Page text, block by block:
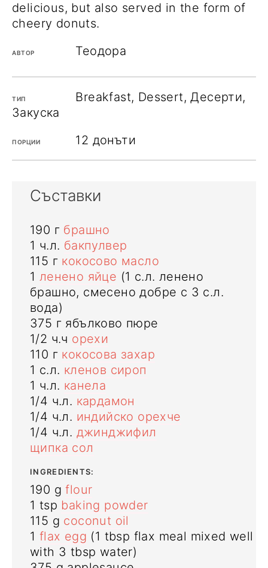
delicious, but also served in the form of
cheery donuts.
АВТОР Теодора
ТИП
Breakfast, Dessert, Десерти,
Закуска
ПОРЦИИ 12 донъти
Съставки
190 г брашно
1 ч.л. бакпулвер
115 г кокосово масло
1 ленено яйце (1 с.л. ленено
брашно, смесено добре с 3 с.л.
вода)
375 г ябълково пюре
1/2 ч.ч орехи
110 г кокосова захар
1 с.л. кленов сироп
1 ч.л. канела
1/4 ч.л. кардамон
1/4 ч.л. индийско орехче
1/4 ч.л. джинджифил
щипка сол
INGREDIENTS:
190 g flour
1 tsp baking powder
115 g coconut oil
1 flax egg (1 tbsp flax meal mixed well
with 3 tbsp water)